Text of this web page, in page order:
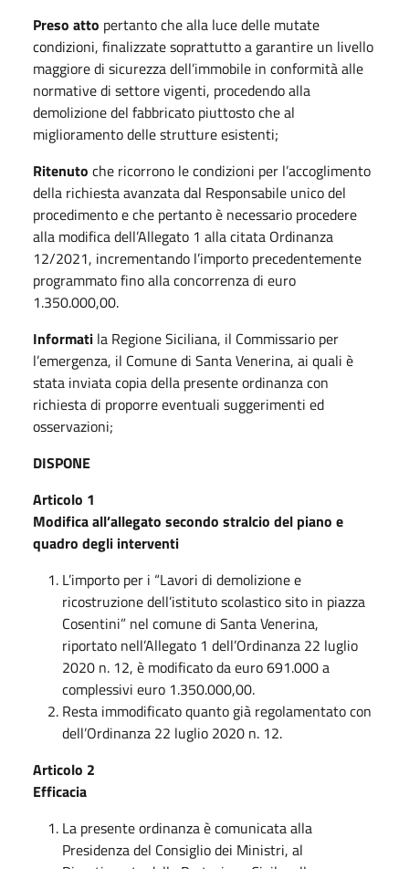
Preso atto pertanto che alla luce delle mutate
condizioni, finalizzate soprattutto a garantire un livello
maggiore di sicurezza dell’immobile in conformità alle
normative di settore vigenti, procedendo alla
demolizione del fabbricato piuttosto che al
miglioramento delle strutture esistenti;
Ritenuto che ricorrono le condizioni per l’accoglimento
della richiesta avanzata dal Responsabile unico del
procedimento e che pertanto è necessario procedere
alla modifica dell’Allegato 1 alla citata Ordinanza
12/2021, incrementando l’importo precedentemente
programmato fino alla concorrenza di euro
1.350.000,00.
Informati la Regione Siciliana, il Commissario per
l’emergenza, il Comune di Santa Venerina, ai quali è
stata inviata copia della presente ordinanza con
richiesta di proporre eventuali suggerimenti ed
osservazioni;
DISPONE
Articolo 1
Modifica all’allegato secondo stralcio del piano e
quadro degli interventi
L’importo per i “Lavori di demolizione e
ricostruzione dell’istituto scolastico sito in piazza
Cosentini” nel comune di Santa Venerina,
riportato nell’Allegato 1 dell’Ordinanza 22 luglio
2020 n. 12, è modificato da euro 691.000 a
complessivi euro 1.350.000,00.
Resta immodificato quanto già regolamentato con
dell’Ordinanza 22 luglio 2020 n. 12.
Articolo 2
Efficacia
La presente ordinanza è comunicata alla
Presidenza del Consiglio dei Ministri, al